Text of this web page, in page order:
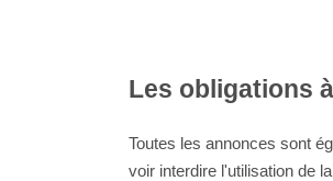
Les obligations
Toutes les annonces sont
voir interdire l'utilisation de